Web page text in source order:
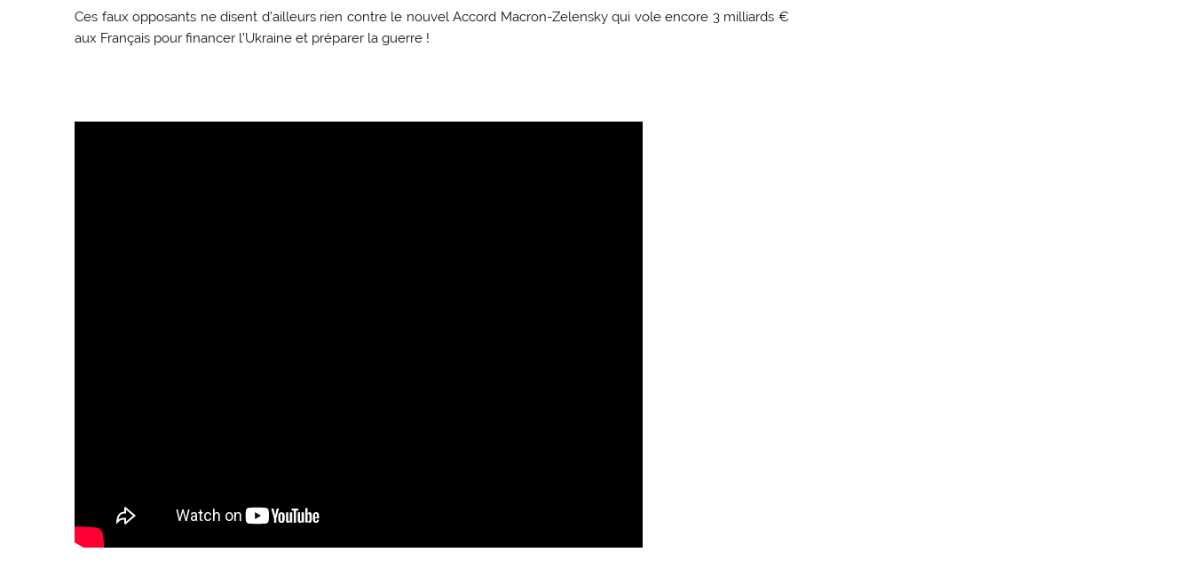
Ces faux opposants ne disent d’ailleurs rien contre le nouvel Accord Macron-Zelensky qui vole encore 3 milliards €
aux Français pour financer l’Ukraine et préparer la guerre !